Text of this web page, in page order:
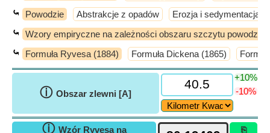
⤿ Powodzie Abstrakcje z opadów Erozja i sedymentacja
⤿ Wzory empiryczne na zależności obszaru szczytu
⤿ Formuła Ryvesa (1884) Formuła Dickena (1865)
ⓘ Obszar zlewni [A]
+10%
-10%
ⓘ Wzór Ryvesa na
⎘